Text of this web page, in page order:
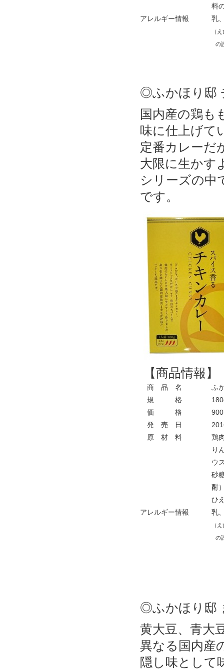
料
アレルギー情報
乳
（
の設
◎ふかほり邸
国内産の鶏も
味に仕上げて
定番カレーだ
大限に生かす
シリーズの中
です。
【商品情報】
商 品 名
規 格
価 格
発 売 日
ふ
900
原 材 料
鶏
り
ウ
砂
酎
ひ
アレルギー情報
乳
（
の設
◎ふかほり邸
黄大豆、青大
異なる国内産
隠し味として